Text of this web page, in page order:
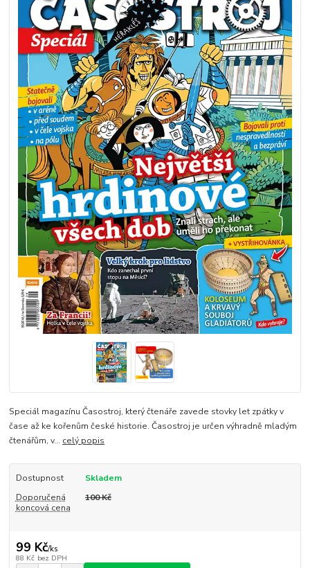
Speciál magazínu Časostroj, který čtenáře zavede stovky let zpátky v
čase až ke kořenům české historie. Časostroj je určen výhradně mladým
čtenářům, v... celý popis
Dostupnost
Skladem
Doporučená
koncová cena
100 Kč
99 Kč/ks
88 Kč bez DPH